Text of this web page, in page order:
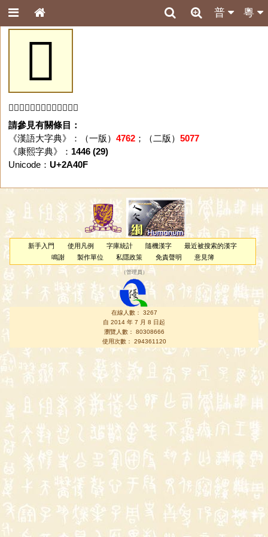
粵
普
𪐏
「𪐏」字未收錄於本資料庫。
請參見有關條目：
《漢語大字典》：（一版） 4762；（二版） 5077
《康熙字典》： 1446 (29)
Unicode： U+2A40F
新手入門 使用凡例 字庫統計 隨機漢字
最近被搜索的漢字
鳴謝
製作單位 私隱政策 免責聲明 意見簿
（管理員 ）
在線人數： 3267
自 2014 年 7 月 8 日起
瀏覽人數： 80308666
使用次數： 294361120